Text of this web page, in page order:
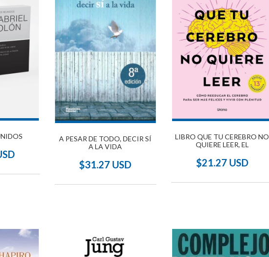
A PESAR DE TODO, DECIR SÍ
A LA VIDA
$31.27 USD
LIBRO QUE TU CEREBRO NO
QUIERE LEER, EL
$21.27 USD